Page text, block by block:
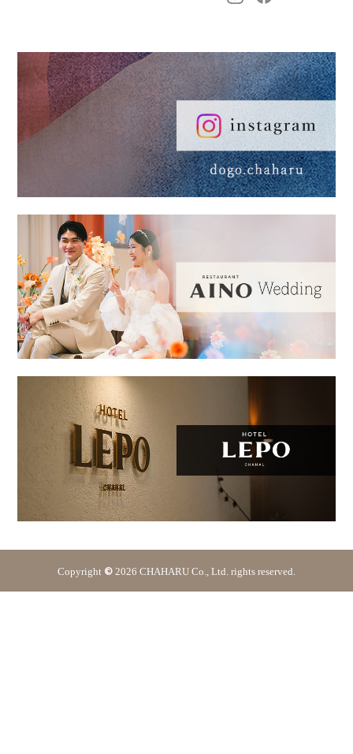
Copyright © 2026 CHAHARU Co., Ltd. rights reserved.